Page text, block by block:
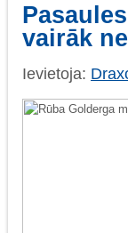
vairāk
Ievietoja: